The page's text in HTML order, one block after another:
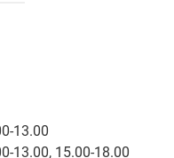
13.00
15.00-18.00